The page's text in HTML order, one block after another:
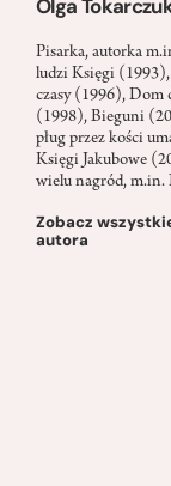
Olga
Pisarka, autorka
ludzi Księgi
czasy (1996), Dom
(1998), Bieguni
pług przez kości
Księgi Jakubowe
wielu nagród, m.in.
Zobacz
autora